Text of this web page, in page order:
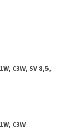
C3W, SV 8,5,
C3W